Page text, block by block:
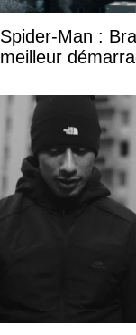
Spider-Man :
meilleur